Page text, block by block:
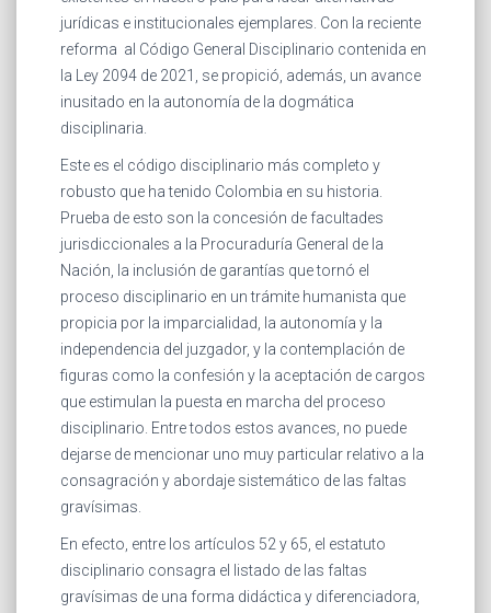
jurídicas e institucionales ejemplares. Con la reciente
reforma al Código General Disciplinario contenida en
la Ley 2094 de 2021, se propició, además, un avance
inusitado en la autonomía de la dogmática
disciplinaria.
Este es el código disciplinario más completo y
robusto que ha tenido Colombia en su historia.
Prueba de esto son la concesión de facultades
jurisdiccionales a la Procuraduría General de la
Nación, la inclusión de garantías que tornó el
proceso disciplinario en un trámite humanista que
propicia por la imparcialidad, la autonomía y la
independencia del juzgador, y la contemplación de
figuras como la confesión y la aceptación de cargos
que estimulan la puesta en marcha del proceso
disciplinario. Entre todos estos avances, no puede
dejarse de mencionar uno muy particular relativo a la
consagración y abordaje sistemático de las faltas
gravísimas.
En efecto, entre los artículos 52 y 65, el estatuto
disciplinario consagra el listado de las faltas
gravísimas de una forma didáctica y diferenciadora,